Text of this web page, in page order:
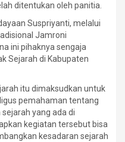
ditentukan oleh panitia.
Suspriyanti, melalui
Jamroni
ini pihaknya sengaja
Sejarah di Kabupaten
itu dimaksudkan untuk
pemahaman tentang
yang ada di
kegiatan tersebut bisa
kesadaran sejarah